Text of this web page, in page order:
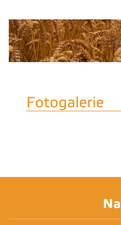
Fotogalerie